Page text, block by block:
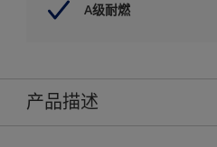
A级耐燃
产品描述